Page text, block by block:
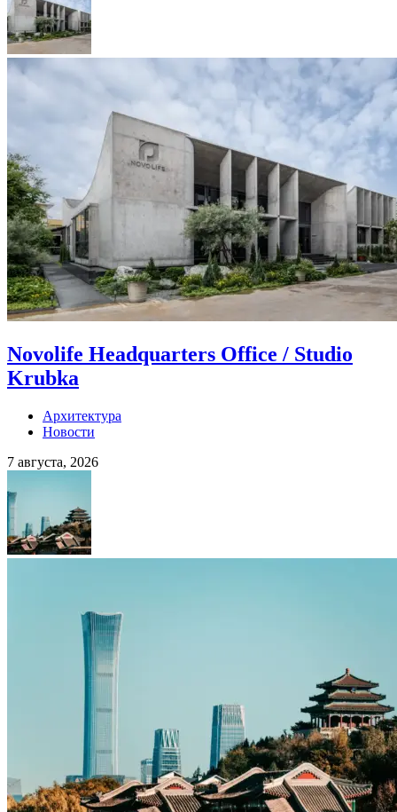
Novolife Headquarters Office / Studio
Krubka
Архитектура
Новости
7 августа, 2026